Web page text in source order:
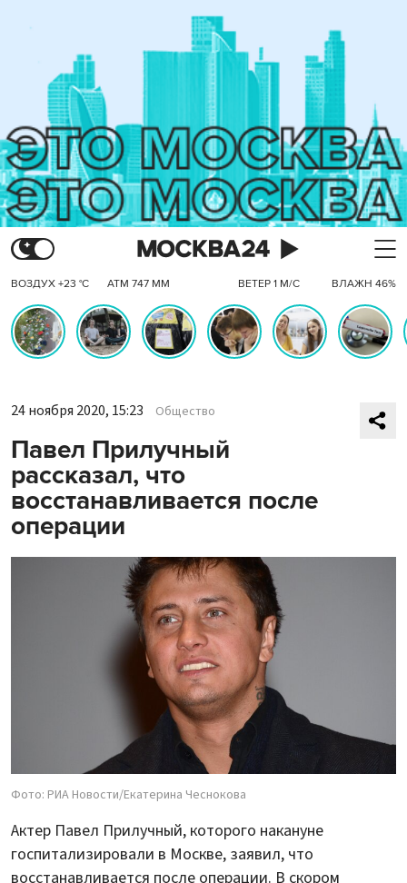
ВОЗДУХ +23 °C АТМ 747 ММ ВЕТЕР 1 М/С ВЛАЖН 46%
24 ноября 2020, 15:23 Общество
Павел Прилучный
рассказал, что
восстанавливается после
операции
Фото: РИА Новости/Екатерина Чеснокова
Актер Павел Прилучный, которого накануне
госпитализировали в Москве, заявил, что
восстанавливается после операции. В скором